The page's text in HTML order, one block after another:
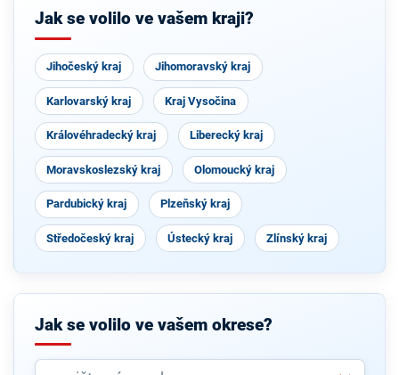
strana
Jak se volilo ve vašem kraji?
Jihočeský kraj Jihomoravský kraj
Karlovarský kraj Kraj Vysočina
Královéhradecký kraj Liberecký kraj
Moravskoslezský kraj Olomoucký kraj
Pardubický kraj Plzeňský kraj
Středočeský kraj Ústecký kraj Zlínský kraj
Jak se volilo ve vašem okrese?